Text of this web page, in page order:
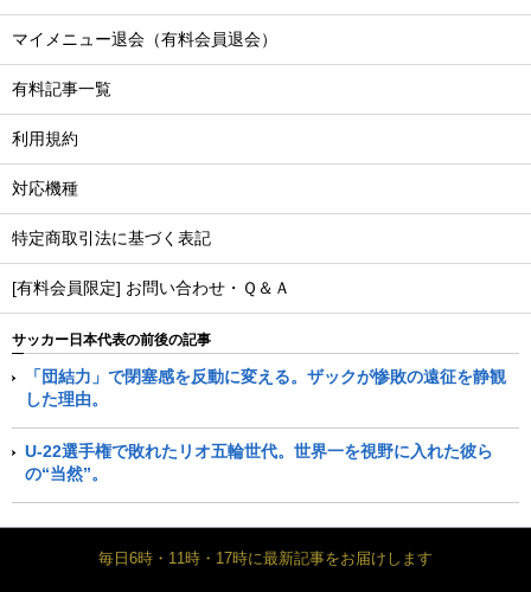
マイメニュー退会（有料会員退会）
有料記事一覧
利用規約
対応機種
特定商取引法に基づく表記
[有料会員限定] お問い合わせ・Ｑ＆Ａ
サッカー日本代表の前後の記事
「団結力」で閉塞感を反動に変える。ザックが惨敗の遠征を静観
した理由。
U-22選手権で敗れたリオ五輪世代。世界一を視野に入れた彼ら
の“当然”。
毎日6時・11時・17時に最新記事をお届けします